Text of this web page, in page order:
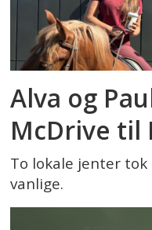
Alva og
McDrive til
To lokale jenter
vanlige.